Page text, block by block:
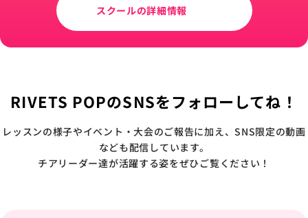
スクールの詳細情報
RIVETS POPのSNSをフォローしてね！
レッスンの様子やイベント・大会のご報告に加え、SNS限定の動画
なども配信しています。
チアリーダー達が活躍する姿をぜひご覧ください！